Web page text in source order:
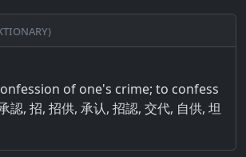
of one's crime; to confess
認, 招, 招供, 承认, 招認, 交代, 自供, 坦